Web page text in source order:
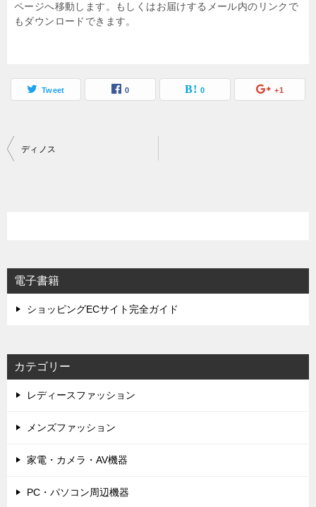
ページへ移動します。もしくはお届けするメール内のリンクで
もダウンロードできます。
Tweet 0 0 +1
投
シ
ョ
ディノス
電子書籍
ショッピングECサイト完全ガイド
カテゴリー
レディースファッション
メンズファッション
家電・カメラ・AV機器
PC・パソコン周辺機器